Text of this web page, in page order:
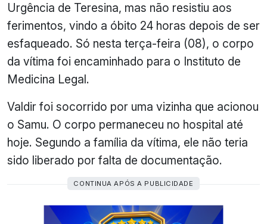
Urgência de Teresina, mas não resistiu aos
ferimentos, vindo a óbito 24 horas depois de ser
esfaqueado. Só nesta terça-feira (08), o corpo
da vítima foi encaminhado para o Instituto de
Medicina Legal.
Valdir foi socorrido por uma vizinha que acionou
o Samu. O corpo permaneceu no hospital até
hoje. Segundo a família da vítima, ele não teria
sido liberado por falta de documentação.
CONTINUA APÓS A PUBLICIDADE